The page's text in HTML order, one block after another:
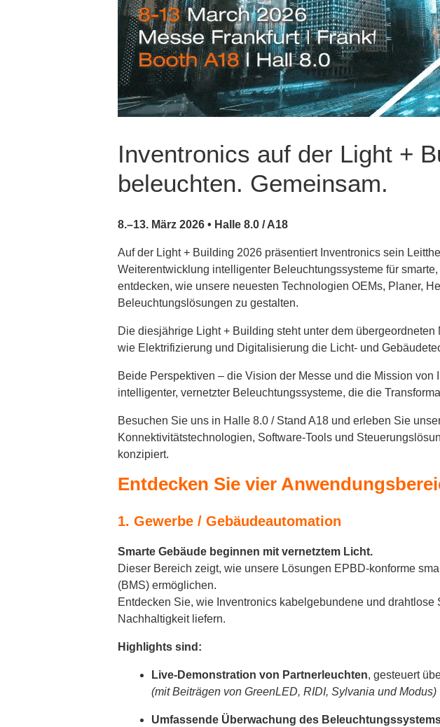
Inventronics auf der Light +
beleuchten. Gemeinsam.
8.–13. März 2026 • Halle 8.0 / A18
Auf der Light + Building 2026 präsentiert Inventronics sein
Weiterentwicklung intelligenter Beleuchtungssysteme für
entdecken, wie unsere neuesten Technologien OEMs, Planer,
Beleuchtungslösungen zu gestalten.
Die diesjährige Light + Building steht unter dem
wie Elektrifizierung und Digitalisierung die Licht- und
Beide Perspektiven – die Vision der Messe und die Mission
intelligenter, vernetzter Beleuchtungssysteme, die die
Besuchen Sie uns in Halle 8.0 / Stand A18 und erleben Sie
Konnektivitätstechnologien, Software-Tools und
konzipiert.
Entdecken Sie vier
1. Gewerbe / Gebäudeautomation
Smarte Gebäude beginnen mit vernetztem Licht.
Dieser Bereich zeigt, wie unsere Lösungen EPBD-konforme
(BMS) ermöglichen.
Entdecken Sie, wie Inventronics kabelgebundene und
Nachhaltigkeit liefern.
Highlights sind:
Live-Demonstration von Partnerleuchten, gesteuert
(mit Beiträgen von GreenLED, RIDI, Sylvania und Modus)
Umfassende Überwachung des